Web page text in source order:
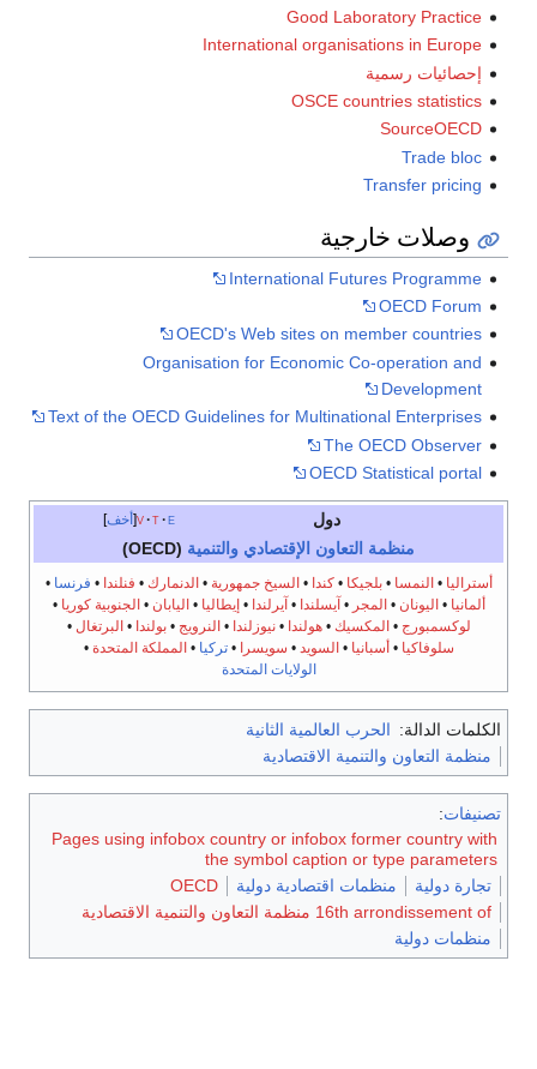
Good Laboratory Practice
International organisations in Europe
إحصائيات رسمية
OSCE countries statistics
SourceOECD
Trade bloc
Transfer pricing
وصلات خارجية
International Futures Programme
OECD Forum
OECD's Web sites on member countries
Organisation for Economic Co-operation and
Development
Text of the OECD Guidelines for Multinational Enterprises
The OECD Observer
OECD Statistical portal
أخف v t e
دول
منظمة التعاون الإقتصادي والتنمية (OECD)
أستراليا • النمسا •بلجيكا •كندا • السيخ جمهورية • الدنمارك • فنلندا • فرنسا •
ألمانيا • اليونان • المجر • آيسلندا • آيرلندا • إيطاليا • اليابان • الجنوبية كوريا •
لوكسمبورج • المكسيك •هولندا •نيوزلندا • النرويج •بولندا • البرتغال •
سلوفاكيا • أسبانيا • السويد • سويسرا •تركيا • المملكة المتحدة •
الولايات المتحدة
الكلمات الدالة: الحرب العالمية الثانية
منظمة التعاون والتنمية الاقتصادية
تصنيفات:
Pages using infobox country or infobox former country with
the symbol caption or type parameters
تجارة دولية
منظمات اقتصادية دولية
OECD
16th arrondissement of منظمة التعاون والتنمية الاقتصادية
منظمات دولية